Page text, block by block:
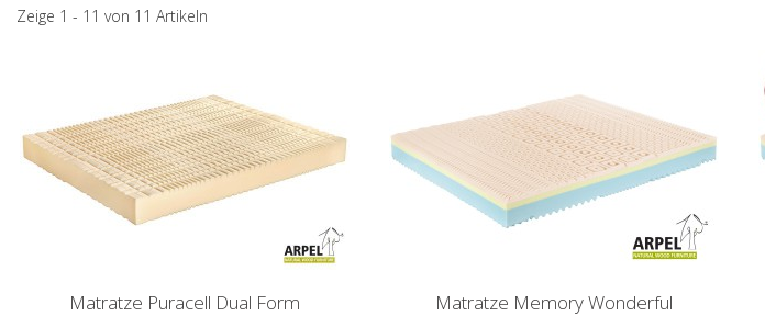
Zeige 1 - 11 von 11 Artikeln
Matratze Puracell Dual Form Matratze Memory Wonderful